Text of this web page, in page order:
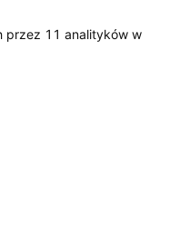
przez 11 analityków w